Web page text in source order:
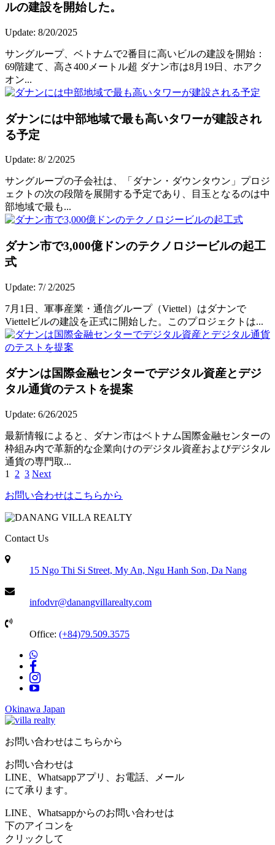
ルの建設を開始した。
Update: 8/20/2025
サングループ、ベトナムで2番目に高いビルの建設を開始：
69階建て、高さ400メートル超 ダナン市は8月19日、ホアク
オン...
ダナンには中部地域で最も高いタワーが建設され
る予定
Update: 8/ 2/2025
サングループの子会社は、「ダナン・ダウンタウン」プロジ
ェクトの次の段階を展開する予定であり、目玉となるのは中
部地域で最も...
ダナン市で3,000億ドンのテクノロジービルの起工
式
Update: 7/ 2/2025
7月1日、軍事産業・通信グループ（Viettel）はダナンで
Viettelビルの建設を正式に開始した。このプロジェクトは...
ダナンは国際金融センターでデジタル資産とデジ
タル通貨のテストを提案
Update: 6/26/2025
最新情報によると、ダナン市はベトナム国際金融センターの
枠組み内で革新的な企業向けのデジタル資産およびデジタル
通貨の専門取...
1
2 3 Next
お問い合わせはこちらから
Contact Us
15 Ngo Thi Si Street, My An, Ngu Hanh Son, Da Nang
infodvr@danangvillarealty.com
Office: (+84)79.509.3575
Okinawa Japan
お問い合わせはこちらから
お問い合わせは
LINE、Whatsappアプリ、お電話、メール
にて承ります。
LINE、Whatsappからのお問い合わせは
下のアイコンを
クリックして